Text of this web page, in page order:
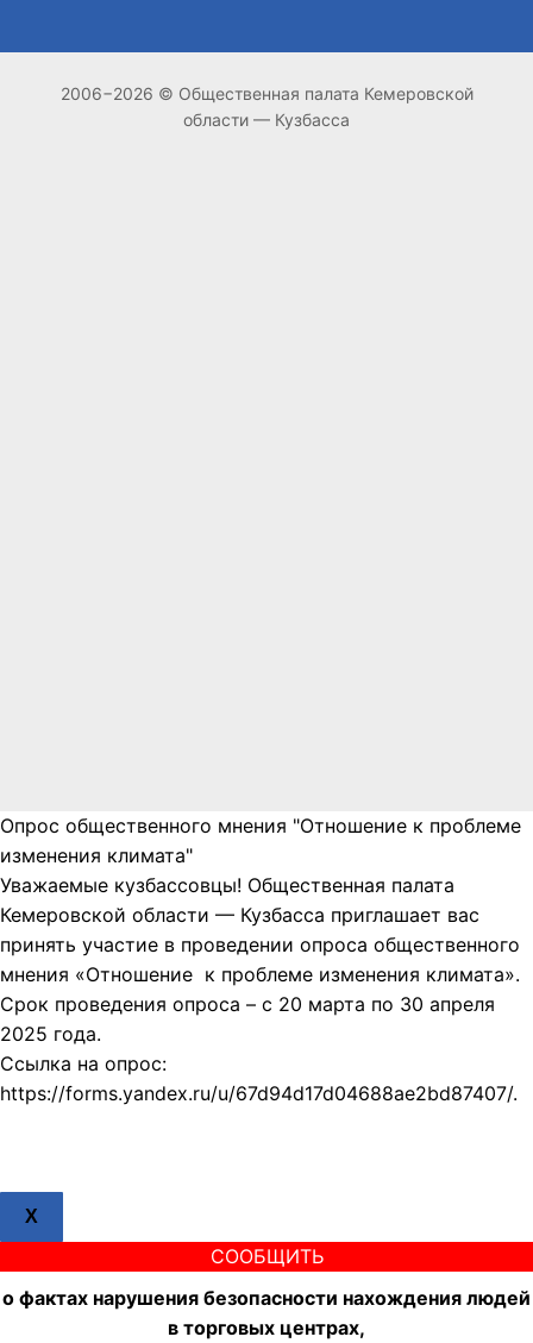
2006−2026 © Общественная палата Кемеровской
области — Кузбасса
Опрос общественного мнения "Отношение к проблеме
изменения климата"
Уважаемые кузбассовцы! Общественная палата
Кемеровской области — Кузбасса приглашает вас
принять участие в проведении опроса общественного
мнения «Отношение к проблеме изменения климата».
Срок проведения опроса – с 20 марта по 30 апреля
2025 года.
Ссылка на опрос:
https://forms.yandex.ru/u/67d94d17d04688ae2bd87407/.
X
СООБЩИТЬ
о фактах нарушения безопасности нахождения людей
в торговых центрах,